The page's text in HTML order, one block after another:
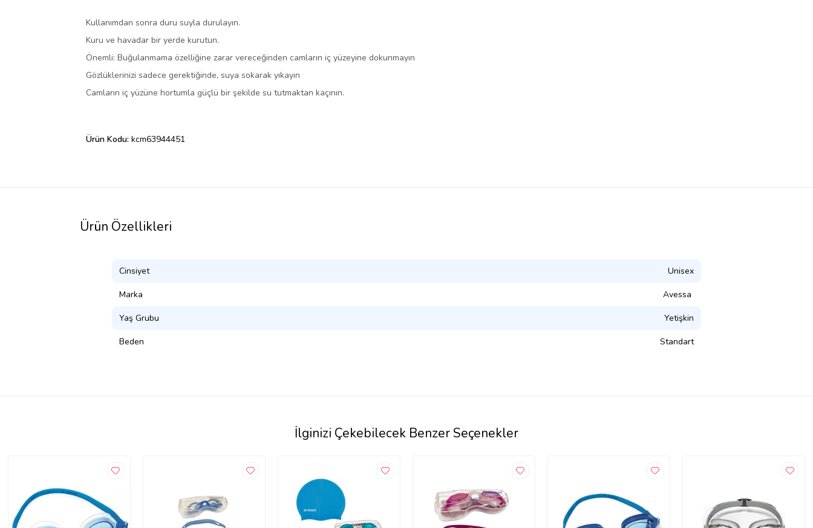
Kullanımdan sonra duru suyla durulayın.
Kuru ve havadar bir yerde kurutun.
Önemli: Buğulanmama özelliğine zarar vereceğinden camların iç yüzeyine dokunmayın
Gözlüklerinizi sadece gerektiğinde, suya sokarak yıkayın
Camların iç yüzüne hortumla güçlü bir şekilde su tutmaktan kaçının.
Ürün Kodu: kcm63944451
Ürün Özellikleri
Cinsiyet Unisex
Marka Avessa
Yaş Grubu Yetişkin
Beden Standart
İlginizi Çekebilecek Benzer Seçenekler